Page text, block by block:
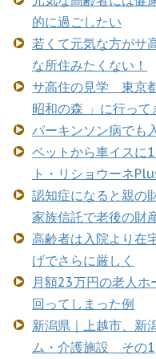
的に過ごしたい
若くて元気な方が
な所住みたくない！
サ高住の見学 東京
昭和の森 」に行って
パーキンソン病でも
ベットから車イスに
ト・リショウーネ
認知症になると親の
家族信託で老後の財
高齢者は入院より
げでさらに厳しく
月額23万円の老人
回ってしまった例
新潟県｜上越市、新
ム・介護施設 その1